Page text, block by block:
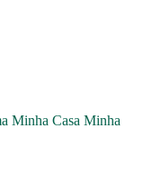
Minha Casa Minha